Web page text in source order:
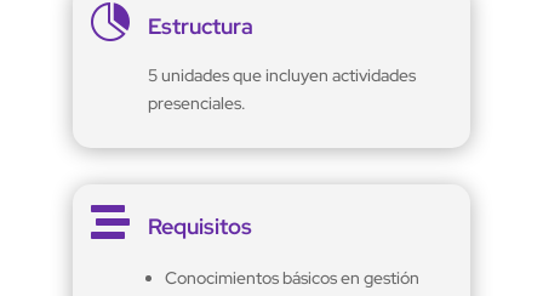
 Estructura
5 unidades que incluyen actividades
presenciales.
 Requisitos
Conocimientos básicos en gestión